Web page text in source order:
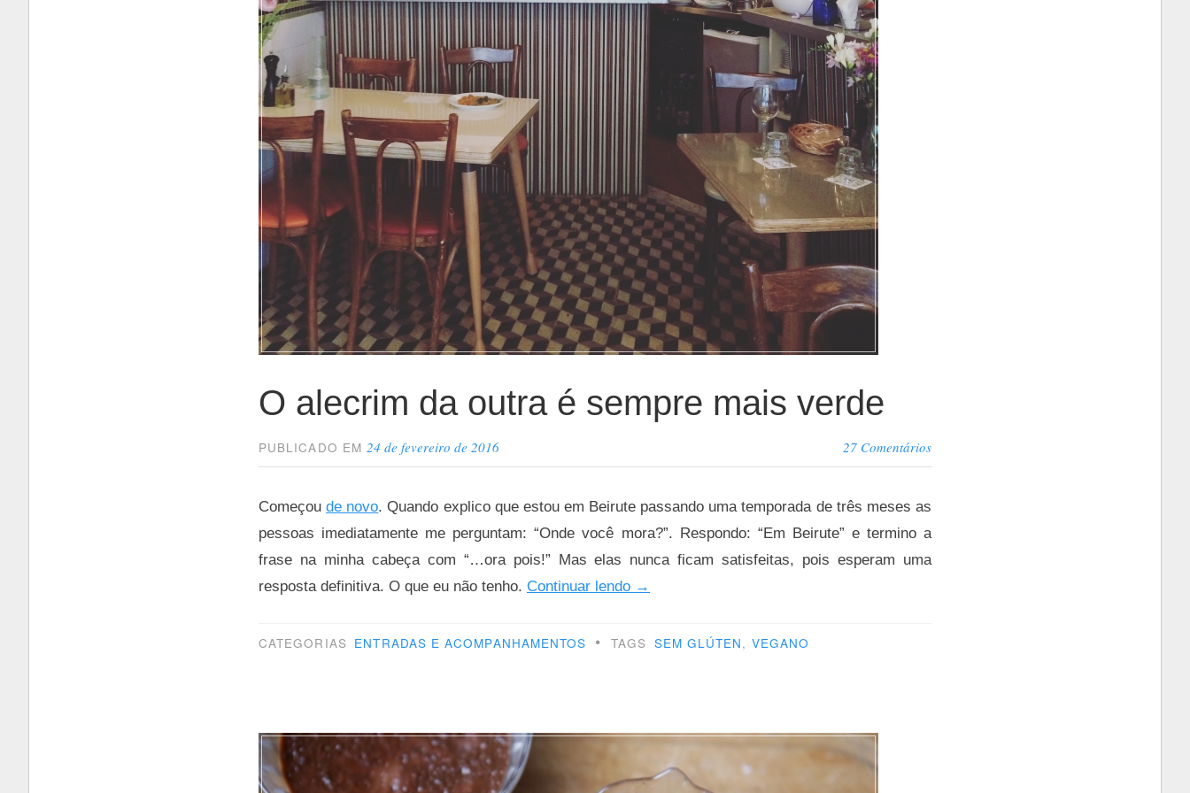
O alecrim da outra é sempre mais verde
PUBLICADO EM24 de fevereiro de 2016 27 Comentários
Começoude novo. Quando explico que estou em Beirute passando uma temporada de três meses as
pessoas imediatamente me perguntam: “Onde você mora?”. Respondo: “Em Beirute” e termino a
frase na minha cabeça com “…ora pois!” Mas elas nunca ficam satisfeitas, pois esperam uma
resposta definitiva. O que eu não tenho. Continuar lendo “O
da
mais
verde”
→
CATEGORIAS ENTRADAS E ACOMPANHAMENTOS • TAGS SEM GLÚTEN, VEGANO